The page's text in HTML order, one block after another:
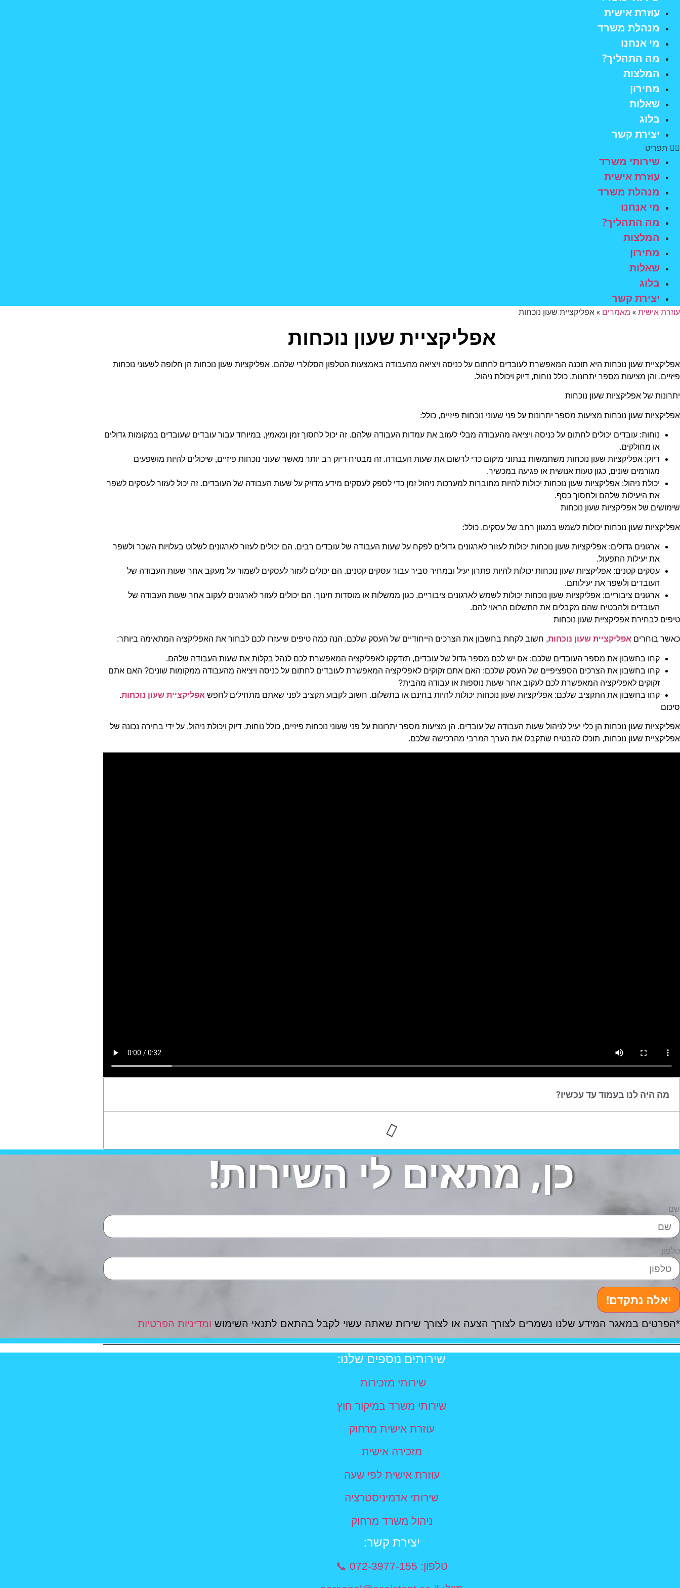
עוזרת אישית
מנהלת משרד
מי אנחנו
מה התהליך?
המלצות
מחירון
שאלות
בלוג
יצירת קשר
תפריט
שירותי משרד
עוזרת אישית
מנהלת משרד
מי אנחנו
מה התהליך?
המלצות
מחירון
שאלות
בלוג
יצירת קשר
עוזרת אישית» מאמרים »אפליקציית שעון נוכחות
אפליקציית שעון נוכחות
אפליקציית שעון נוכחות היא תוכנה המאפשרת לעובדים לחתום על כניסה ויציאה מהעבודה באמצעות הטלפון הסלולרי שלהם. אפליקציות שעון נוכחות הן חלופה לשעוני נוכחות
פיזיים, והן מציעות מספר יתרונות, כולל נוחות, דיוק ויכולת ניהול.
יתרונות של אפליקציות שעון נוכחות
אפליקציות שעון נוכחות מציעות מספר יתרונות על פני שעוני נוכחות פיזיים, כולל:
נוחות: עובדים יכולים לחתום על כניסה ויציאה מהעבודה מבלי לעזוב את עמדות העבודה שלהם. זה יכול לחסוך זמן ומאמץ, במיוחד עבור עובדים שעובדים במקומות גדולים
או מחולקים.
דיוק: אפליקציות שעון נוכחות משתמשות בנתוני מיקום כדי לרשום את שעות העבודה. זה מבטיח דיוק רב יותר מאשר שעוני נוכחות פיזיים, שיכולים להיות מושפעים
מגורמים שונים, כגון טעות אנושית או פגיעה במכשיר.
יכולת ניהול: אפליקציות שעון נוכחות יכולות להיות מחוברות למערכות ניהול זמן כדי לספק לעסקים מידע מדויק על שעות העבודה של העובדים. זה יכול לעזור לעסקים לשפר
את היעילות שלהם ולחסוך כסף.
שימושים של אפליקציות שעון נוכחות
אפליקציות שעון נוכחות יכולות לשמש במגוון רחב של עסקים, כולל:
ארגונים גדולים: אפליקציות שעון נוכחות יכולות לעזור לארגונים גדולים לפקח על שעות העבודה של עובדים רבים. הם יכולים לעזור לארגונים לשלוט בעלויות השכר ולשפר
את יעילות התפעול.
עסקים קטנים: אפליקציות שעון נוכחות יכולות להיות פתרון יעיל ובמחיר סביר עבור עסקים קטנים. הם יכולים לעזור לעסקים לשמור על מעקב אחר שעות העבודה של
העובדים ולשפר את יעילותם.
ארגונים ציבוריים: אפליקציות שעון נוכחות יכולות לשמש לארגונים ציבוריים, כגון ממשלות או מוסדות חינוך. הם יכולים לעזור לארגונים לעקוב אחר שעות העבודה של
העובדים ולהבטיח שהם מקבלים את התשלום הראוי להם.
טיפים לבחירת אפליקציית שעון נוכחות
כאשר בוחרים אפליקציית שעון נוכחות, חשוב לקחת בחשבון את הצרכים הייחודיים של העסק שלכם. הנה כמה טיפים שיעזרו לכם לבחור את האפליקציה המתאימה ביותר:
קחו בחשבון את מספר העובדים שלכם: אם יש לכם מספר גדול של עובדים, תזדקקו לאפליקציה המאפשרת לכם לנהל בקלות את שעות העבודה שלהם.
קחו בחשבון את הצרכים הספציפיים של העסק שלכם: האם אתם זקוקים לאפליקציה המאפשרת לעובדים לחתום על כניסה ויציאה מהעבודה ממקומות שונים? האם אתם
זקוקים לאפליקציה המאפשרת לכם לעקוב אחר שעות נוספות או עבודה מהבית?
קחו בחשבון את התקציב שלכם: אפליקציות שעון נוכחות יכולות להיות בחינם או בתשלום. חשוב לקבוע תקציב לפני שאתם מתחילים לחפש אפליקציית שעון נוכחות.
סיכום
אפליקציות שעון נוכחות הן כלי יעיל לניהול שעות העבודה של עובדים. הן מציעות מספר יתרונות על פני שעוני נוכחות פיזיים, כולל נוחות, דיוק ויכולת ניהול. על ידי בחירה נכונה של
אפליקציית שעון נוכחות, תוכלו להבטיח שתקבלו את הערך המרבי מהרכישה שלכם.
מה היה לנו בעמוד עד עכשיו?
כן, מתאים לי השירות!
שם
טלפון
יאלה נתקדם!
*הפרטים במאגר המידע שלנו נשמרים לצורך הצעה או לצורך שירות שאתה עשוי לקבל בהתאם לתנאי השימוש ומדיניות הפרטיות
שירותים נוספים שלנו:
שירותי מזכירות
שירותי משרד במיקור חוץ
עוזרת אישית מרחוק
מזכירה אישית
עוזרת אישית לפי שעה
שירותי אדמיניסטרציה
ניהול משרד מרחוק
יצירת קשר​:
טלפון: 072-3977-155 📞